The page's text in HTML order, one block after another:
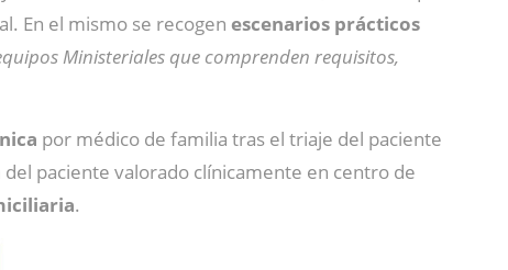
En el mismo se recogen escenarios prácticos
Ministeriales que comprenden requisitos,
por médico de familia tras el triaje del paciente
del paciente valorado clínicamente en centro de
.